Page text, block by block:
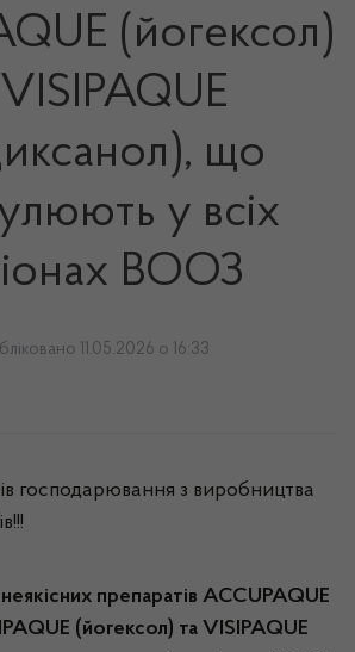
(йогексол)
що
у всіх
ВООЗ
11.05.2026 о 16:33
господарювання з виробництва
препаратів ACCUPAQUE
(йогексол) та VISIPAQUE